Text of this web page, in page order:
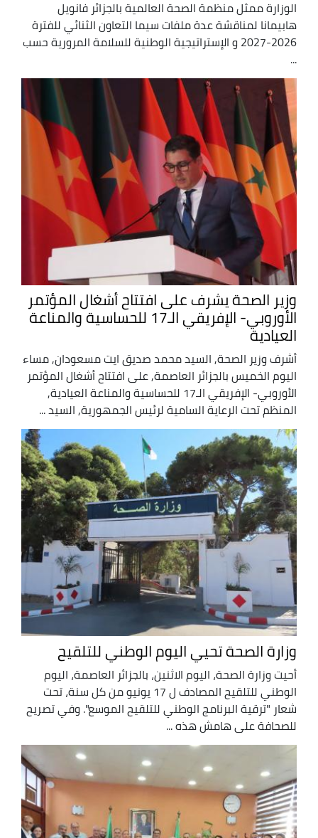
الوزارة ممثل منظمة الصحة العالمية بالجزائر فانويل
هابيمانا لمناقشة عدة ملفات سيما التعاون الثنائي للفترة
2026-2027 و الإستراتيجية الوطنية للسلامة المرورية حسب
وزير الصحة يشرف على افتتاح أشغال المؤتمر
الأوروبي- الإفريقي الـ17 للحساسية والمناعة
العيادية
أشرف وزير الصحة, السيد محمد صديق ايت مسعودان, مساء
اليوم الخميس بالجزائر العاصمة, على افتتاح أشغال المؤتمر
الأوروبي- الإفريقي الـ17 للحساسية والمناعة العيادية,
المنظم تحت الرعاية السامية لرئيس الجمهورية, السيد ...
وزارة الصحة تحيي اليوم الوطني للتلقيح
أحيت وزارة الصحة، اليوم الاثنين، بالجزائر العاصمة، اليوم
الوطني للتلقيح المصادف ل 17 يونيو من كل سنة، تحت
شعار "ترقية البرنامج الوطني للتلقيح الموسع". وفي تصريح
للصحافة على هامش هذه ...